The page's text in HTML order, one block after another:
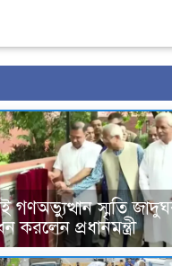
গণঅভ্যুত্থান স্মৃতি
করলেন প্রধানমন্ত্রী